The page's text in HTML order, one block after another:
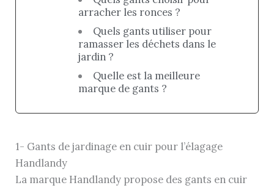
arracher les ronces ?
Quels gants utiliser pour
ramasser les déchets dans le
jardin ?
Quelle est la meilleure
marque de gants ?
1- Gants de jardinage en cuir pour l’élagage
Handlandy
La marque Handlandy propose des gants en cuir